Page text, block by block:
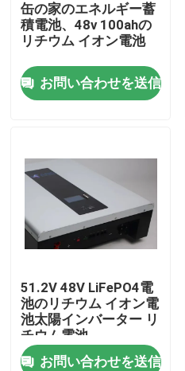
ホーム
製品
企業情報
会社案内
缶の家のエネルギー蓄
積電池、48v 100ahの
リチウム イオン電池
お問い合わせを送信
51.2V 48V LiFePO4電
池のリチウム イオン電
池太陽インバーター リ
チウム電池
お問い合わせを送信